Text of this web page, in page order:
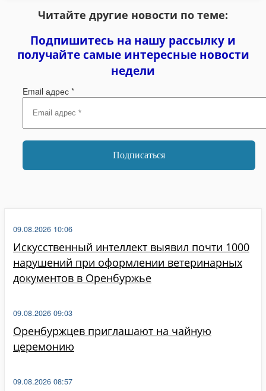
Читайте другие новости по теме:
Подпишитесь на нашу рассылку и
получайте самые интересные новости
недели
Email адрес *
Искусственный интеллект выявил почти 1000
нарушений при оформлении ветеринарных
документов в Оренбуржье
09.08.2026 10:06
Оренбуржцев приглашают на чайную
церемонию
09.08.2026 09:03
09.08.2026 08:57